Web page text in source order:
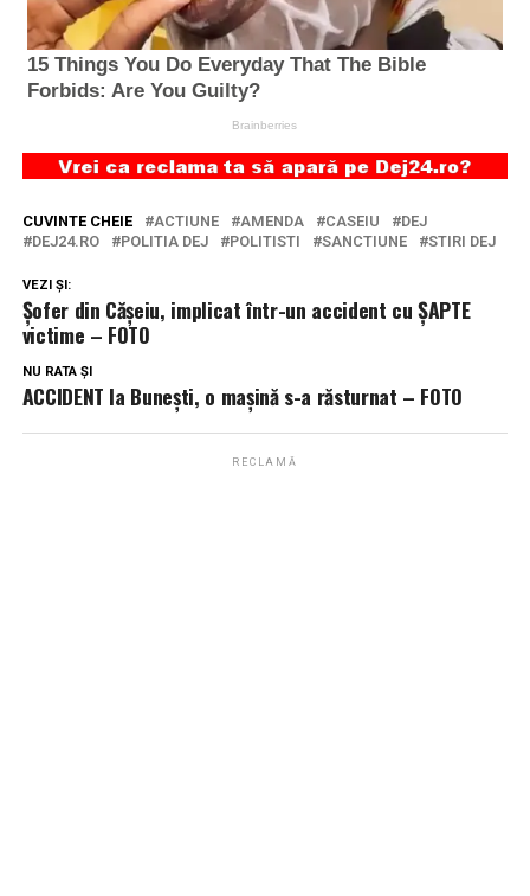
CUVINTE CHEIE ACTIUNE AMENDA CASEIU
DEJ
DEJ24.RO
POLITIA DEJ POLITISTI SANCTIUNE STIRI DEJ
VEZI ȘI:
Șofer din Cășeiu, implicat într-un accident cu ȘAPTE
victime – FOTO
NU RATA ȘI
ACCIDENT la Bunești, o mașină s-a răsturnat – FOTO
RECLAMĂ